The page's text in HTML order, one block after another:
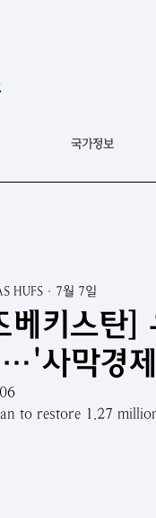
국가정보
베키스탄]
사막경
HUFS 7월 7일
to restore 1.27